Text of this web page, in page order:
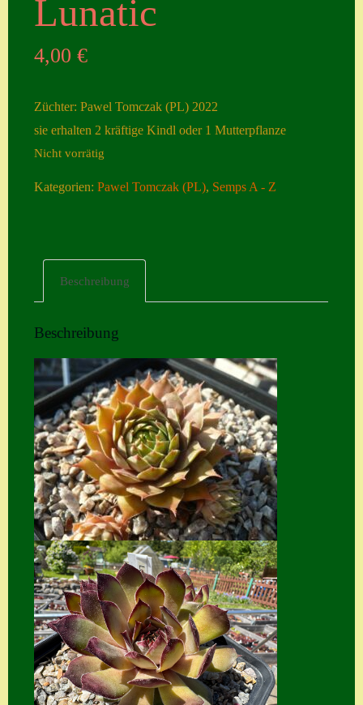
ngen
Neuheiten
mit Semps
Heuffelii’s
Home
Hostas
Impressum
Kasse
Kontakt
Mein Konto
Naturformen
S. x nixonii
Semps die ich
suche
Semps von A – Z
Lunatic
4,00€
Züchter: Pawel Tomczak (PL) 2022
sie erhalten 2 kräftige Kindl oder 1 Mutterpflanze
Nicht vorrätig
Kategorien:Pawel Tomczak (PL), Semps A - Z
Beschreibung
Beschreibung